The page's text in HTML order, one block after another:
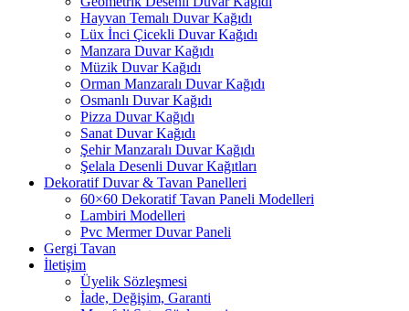
Hayvan Temalı Duvar Kağıdı
Lüx İnci Çicekli Duvar Kağıdı
Manzara Duvar Kağıdı
Müzik Duvar Kağıdı
Orman Manzaralı Duvar Kağıdı
Osmanlı Duvar Kağıdı
Pizza Duvar Kağıdı
Sanat Duvar Kağıdı
Şehir Manzaralı Duvar Kağıdı
Şelala Desenli Duvar Kağıtları
Dekoratif Duvar & Tavan Panelleri
60×60 Dekoratif Tavan Paneli Modelleri
Lambiri Modelleri
Pvc Mermer Duvar Paneli
Gergi Tavan
İletişim
Üyelik Sözleşmesi
İade, Değişim, Garanti